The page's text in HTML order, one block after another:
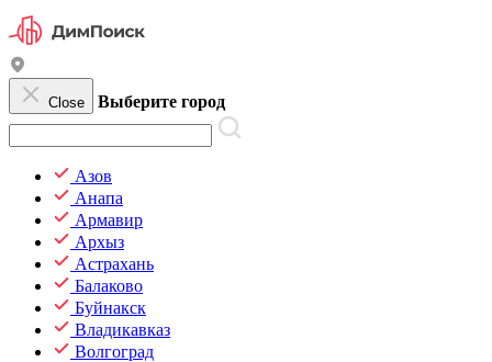
Close Выберите город
Азов
Анапа
Армавир
Архыз
Астрахань
Балаково
Буйнакск
Владикавказ
Волгоград